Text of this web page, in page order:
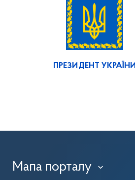
ПРЕЗИДЕНТ УКРАЇНИ
Мапа порталу ›